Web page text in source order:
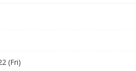
(Fri)